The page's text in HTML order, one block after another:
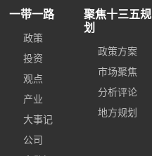
一带一路
政策
投资
观点
产业
大事记
公司
聚焦十三五规
划
政策方案
市场聚焦
分析评论
地方规划